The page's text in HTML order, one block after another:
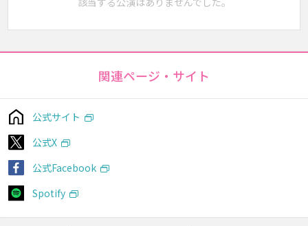
関連ページ・サイト
公式サイト
公式X
公式Facebook
Spotify